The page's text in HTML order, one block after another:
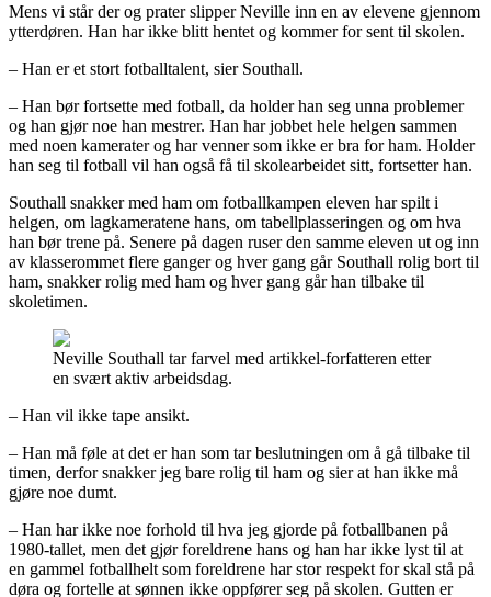
Mens vi står der og prater slipper Neville inn en av elevene gjennom
ytterdøren. Han har ikke blitt hentet og kommer for sent til skolen.
– Han er et stort fotballtalent, sier Southall.
– Han bør fortsette med fotball, da holder han seg unna problemer
og han gjør noe han mestrer. Han har jobbet hele helgen sammen
med noen kamerater og har venner som ikke er bra for ham. Holder
han seg til fotball vil han også få til skolearbeidet sitt, fortsetter han.
Southall snakker med ham om fotballkampen eleven har spilt i
helgen, om lagkameratene hans, om tabellplasseringen og om hva
han bør trene på. Senere på dagen ruser den samme eleven ut og inn
av klasserommet flere ganger og hver gang går Southall rolig bort til
ham, snakker rolig med ham og hver gang går han tilbake til
skoletimen.
Neville Southall tar farvel med artikkel-forfatteren etter
en svært aktiv arbeidsdag.
– Han vil ikke tape ansikt.
– Han må føle at det er han som tar beslutningen om å gå tilbake til
timen, derfor snakker jeg bare rolig til ham og sier at han ikke må
gjøre noe dumt.
– Han har ikke noe forhold til hva jeg gjorde på fotballbanen på
1980-tallet, men det gjør foreldrene hans og han har ikke lyst til at
en gammel fotballhelt som foreldrene har stor respekt for skal stå på
døra og fortelle at sønnen ikke oppfører seg på skolen. Gutten er